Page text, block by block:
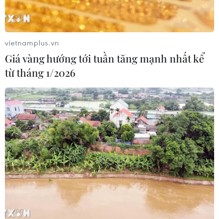
Khuyến khích các cơ sở giáo dục đại
học cạnh tranh bằng chất lượng
Cần Thơ xem xét đề xuất xây dựng Tổ
hợp Giáo dục-Đào tạo 636 tỷ đồng
06/08/2026 13:24
Cà Mau hợp nhất 4 trường cao đẳng,
tăng quy mô đào tạo nhân lực chất
lượng cao
vietnamplus.vn
Giá vàng hướng tới tuần tăng mạnh nhất kể
từ tháng 1/2026